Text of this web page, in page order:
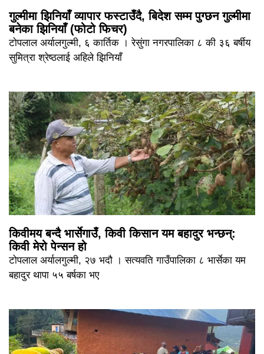
गुल्मीमा झिनियाँ व्यापार फस्टाउँदै, बिदेश सम्म पुग्छन गुल्मीमा
बनेका झिनियाँ (फोटो फिचर)
टोपलाल अर्यालगुल्मी, ६ कार्तिक । रेसुंगा नगरपालिका ८ की ३६ बर्षीय
सुमित्रा श्रेष्ठलाई अहिले झिनियाँ
किवीमय बन्दै भार्सेगाउँ, किवी किसान यम बहादुर भन्छन्:
किवी मेरो पेन्सन हो
टोपलाल अर्यालगुल्मी, २७ भदौ । सत्यवति गाउँपालिका ८ भार्सेका यम
बहादुर थापा ५५ बर्षका भए